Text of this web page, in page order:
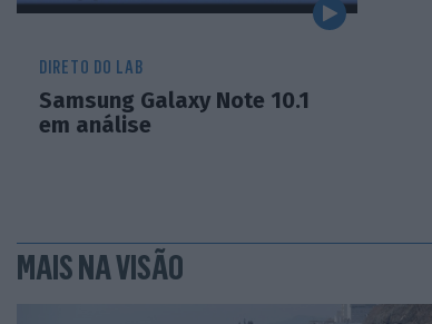
DIRETO DO LAB
Samsung Galaxy Note 10.1
em análise
MAIS NA VISÃO